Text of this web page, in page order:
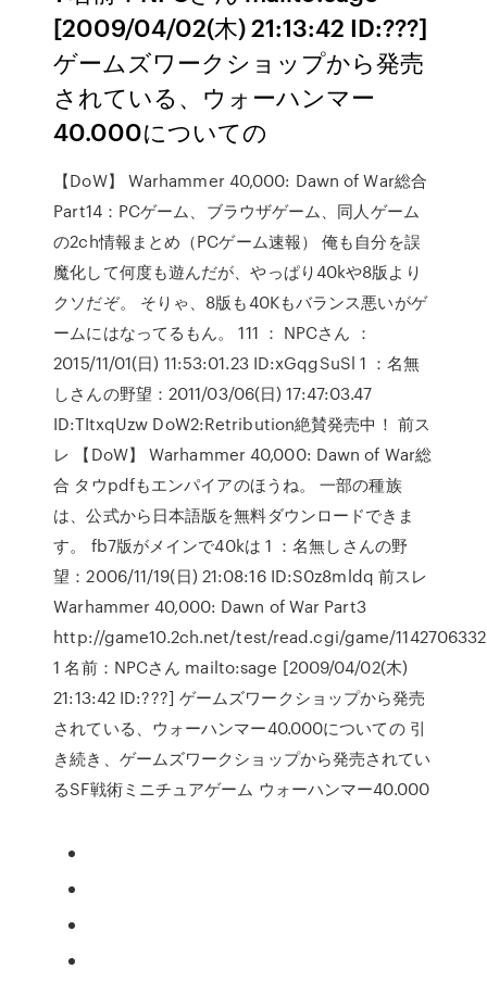
[2009/04/02(木) 21:13:42 ID:???]
ゲームズワークショップから発売
されている、ウォーハンマー
40.000についての
【DoW】 Warhammer 40,000: Dawn of War総合
Part14：PCゲーム、ブラウザゲーム、同人ゲーム
の2ch情報まとめ（PCゲーム速報） 俺も自分を誤
魔化して何度も遊んだが、やっぱり40kや8版より
クソだぞ。 そりゃ、8版も40Kもバランス悪いがゲ
ームにはなってるもん。 111 ： NPCさん ：
2015/11/01(日) 11:53:01.23 ID:xGqgSuSl 1 ：名無
しさんの野望：2011/03/06(日) 17:47:03.47
ID:TItxqUzw DoW2:Retribution絶賛発売中！ 前ス
レ 【DoW】 Warhammer 40,000: Dawn of War総
合 タウpdfもエンパイアのほうね。 一部の種族
は、公式から日本語版を無料ダウンロードできま
す。 fb7版がメインで40kは 1 ：名無しさんの野
望：2006/11/19(日) 21:08:16 ID:S0z8mldq 前スレ
Warhammer 40,000: Dawn of War Part3
http://game10.2ch.net/test/read.cgi/game/1142706332
1 名前：NPCさん mailto:sage [2009/04/02(木)
21:13:42 ID:???] ゲームズワークショップから発売
されている、ウォーハンマー40.000についての 引
き続き、ゲームズワークショップから発売されてい
るSF戦術ミニチュアゲーム ウォーハンマー40.000